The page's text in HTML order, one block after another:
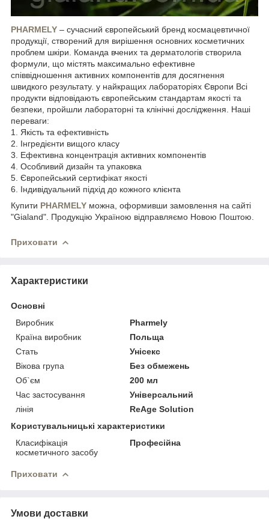
PHARMELY – сучасний європейський бренд космацевтичної
продукції, створений для вирішення основних косметичних
проблем шкіри. Команда вчених та дерматологів створила
формули, що містять максимально ефективне
співвідношення активних компонентів для досягнення
швидкого результату. у найкращих лабораторіях Європи Всі
продукти відповідають європейським стандартам якості та
безпеки, пройшли лабораторні та клінічні дослідження. Наші
переваги:
1. Якість та ефективність
2. Інгредієнти вищого класу
3. Ефективна концентрація активних компонентів
4. Особливий дизайн та упаковка
5. Європейський сертифікат якості
6. Індивідуальний підхід до кожного клієнта
Купити PHARMELY можна, оформивши замовлення на сайті
"Gialand". Продукцію Україною відправляємо Новою Поштою.
Приховати
Характеристики
Основні
Виробник
Pharmely
Країна виробник
Польща
Стать
Унісекс
Вікова група
Без обмежень
Об`єм
200 мл
Час застосування
Універсальний
лінія
ReAge Solution
Користувальницькі характеристики
Класифікація
косметичного засобу
Професійна
Приховати
Умови доставки